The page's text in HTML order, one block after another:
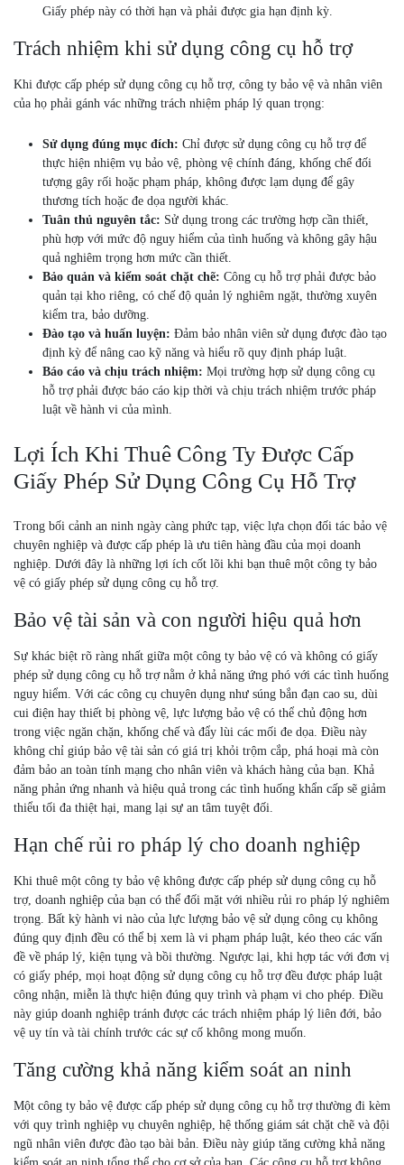
Giấy phép này có thời hạn và phải được gia hạn định kỳ.
Trách nhiệm khi sử dụng công cụ hỗ trợ
Khi được cấp phép sử dụng công cụ hỗ trợ, công ty bảo vệ và nhân viên
của họ phải gánh vác những trách nhiệm pháp lý quan trọng:
Sử dụng đúng mục đích: Chỉ được sử dụng công cụ hỗ trợ để
thực hiện nhiệm vụ bảo vệ, phòng vệ chính đáng, khống chế đối
tượng gây rối hoặc phạm pháp, không được lạm dụng để gây
thương tích hoặc đe dọa người khác.
Tuân thủ nguyên tắc: Sử dụng trong các trường hợp cần thiết,
phù hợp với mức độ nguy hiểm của tình huống và không gây hậu
quả nghiêm trọng hơn mức cần thiết.
Bảo quản và kiểm soát chặt chẽ: Công cụ hỗ trợ phải được bảo
quản tại kho riêng, có chế độ quản lý nghiêm ngặt, thường xuyên
kiểm tra, bảo dưỡng.
Đào tạo và huấn luyện: Đảm bảo nhân viên sử dụng được đào tạo
định kỳ để nâng cao kỹ năng và hiểu rõ quy định pháp luật.
Báo cáo và chịu trách nhiệm: Mọi trường hợp sử dụng công cụ
hỗ trợ phải được báo cáo kịp thời và chịu trách nhiệm trước pháp
luật về hành vi của mình.
Lợi Ích Khi Thuê Công Ty Được Cấp
Giấy Phép Sử Dụng Công Cụ Hỗ Trợ
Trong bối cảnh an ninh ngày càng phức tạp, việc lựa chọn đối tác bảo vệ
chuyên nghiệp và được cấp phép là ưu tiên hàng đầu của mọi doanh
nghiệp. Dưới đây là những lợi ích cốt lõi khi bạn thuê một công ty bảo
vệ có giấy phép sử dụng công cụ hỗ trợ.
Bảo vệ tài sản và con người hiệu quả hơn
Sự khác biệt rõ ràng nhất giữa một công ty bảo vệ có và không có giấy
phép sử dụng công cụ hỗ trợ nằm ở khả năng ứng phó với các tình huống
nguy hiểm. Với các công cụ chuyên dụng như súng bắn đạn cao su, dùi
cui điện hay thiết bị phòng vệ, lực lượng bảo vệ có thể chủ động hơn
trong việc ngăn chặn, khống chế và đẩy lùi các mối đe dọa. Điều này
không chỉ giúp bảo vệ tài sản có giá trị khỏi trộm cắp, phá hoại mà còn
đảm bảo an toàn tính mạng cho nhân viên và khách hàng của bạn. Khả
năng phản ứng nhanh và hiệu quả trong các tình huống khẩn cấp sẽ giảm
thiểu tối đa thiệt hại, mang lại sự an tâm tuyệt đối.
Hạn chế rủi ro pháp lý cho doanh nghiệp
Khi thuê một công ty bảo vệ không được cấp phép sử dụng công cụ hỗ
trợ, doanh nghiệp của bạn có thể đối mặt với nhiều rủi ro pháp lý nghiêm
trọng. Bất kỳ hành vi nào của lực lượng bảo vệ sử dụng công cụ không
đúng quy định đều có thể bị xem là vi phạm pháp luật, kéo theo các vấn
đề về pháp lý, kiện tụng và bồi thường. Ngược lại, khi hợp tác với đơn vị
có giấy phép, mọi hoạt động sử dụng công cụ hỗ trợ đều được pháp luật
công nhận, miễn là thực hiện đúng quy trình và phạm vi cho phép. Điều
này giúp doanh nghiệp tránh được các trách nhiệm pháp lý liên đới, bảo
vệ uy tín và tài chính trước các sự cố không mong muốn.
Tăng cường khả năng kiểm soát an ninh
Một công ty bảo vệ được cấp phép sử dụng công cụ hỗ trợ thường đi kèm
với quy trình nghiệp vụ chuyên nghiệp, hệ thống giám sát chặt chẽ và đội
ngũ nhân viên được đào tạo bài bản. Điều này giúp tăng cường khả năng
kiểm soát an ninh tổng thể cho cơ sở của bạn. Các công cụ hỗ trợ không